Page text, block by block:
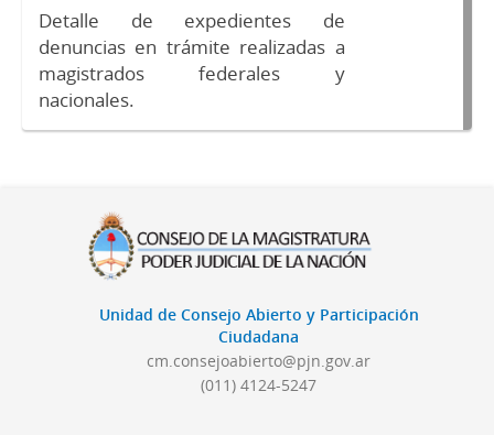
Detalle de expedientes de
denuncias en trámite realizadas a
magistrados federales y
nacionales.
Unidad de Consejo Abierto y Participación
Ciudadana
cm.consejoabierto@pjn.gov.ar
(011) 4124-5247